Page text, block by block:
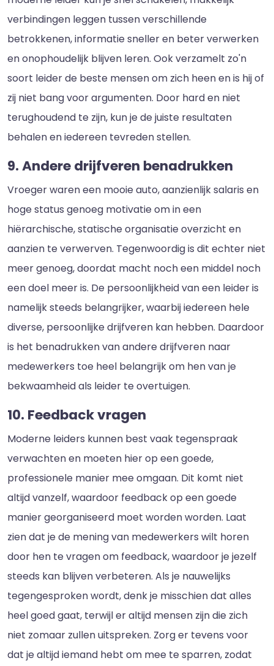
verbindingen leggen tussen verschillende
betrokkenen, informatie sneller en beter verwerken
en onophoudelijk blijven leren. Ook verzamelt zo'n
soort leider de beste mensen om zich heen en is hij of
zij niet bang voor argumenten. Door hard en niet
terughoudend te zijn, kun je de juiste resultaten
behalen en iedereen tevreden stellen.
9. Andere drijfveren benadrukken
Vroeger waren een mooie auto, aanzienlijk salaris en
hoge status genoeg motivatie om in een
hiërarchische, statische organisatie overzicht en
aanzien te verwerven. Tegenwoordig is dit echter niet
meer genoeg, doordat macht noch een middel noch
een doel meer is. De persoonlijkheid van een leider is
namelijk steeds belangrijker, waarbij iedereen hele
diverse, persoonlijke drijfveren kan hebben. Daardoor
is het benadrukken van andere drijfveren naar
medewerkers toe heel belangrijk om hen van je
bekwaamheid als leider te overtuigen.
10. Feedback vragen
Moderne leiders kunnen best vaak tegenspraak
verwachten en moeten hier op een goede,
professionele manier mee omgaan. Dit komt niet
altijd vanzelf, waardoor feedback op een goede
manier georganiseerd moet worden worden. Laat
zien dat je de mening van medewerkers wilt horen
door hen te vragen om feedback, waardoor je jezelf
steeds kan blijven verbeteren. Als je nauwelijks
tegengesproken wordt, denk je misschien dat alles
heel goed gaat, terwijl er altijd mensen zijn die zich
niet zomaar zullen uitspreken. Zorg er tevens voor
dat je altijd iemand hebt om mee te sparren, zodat